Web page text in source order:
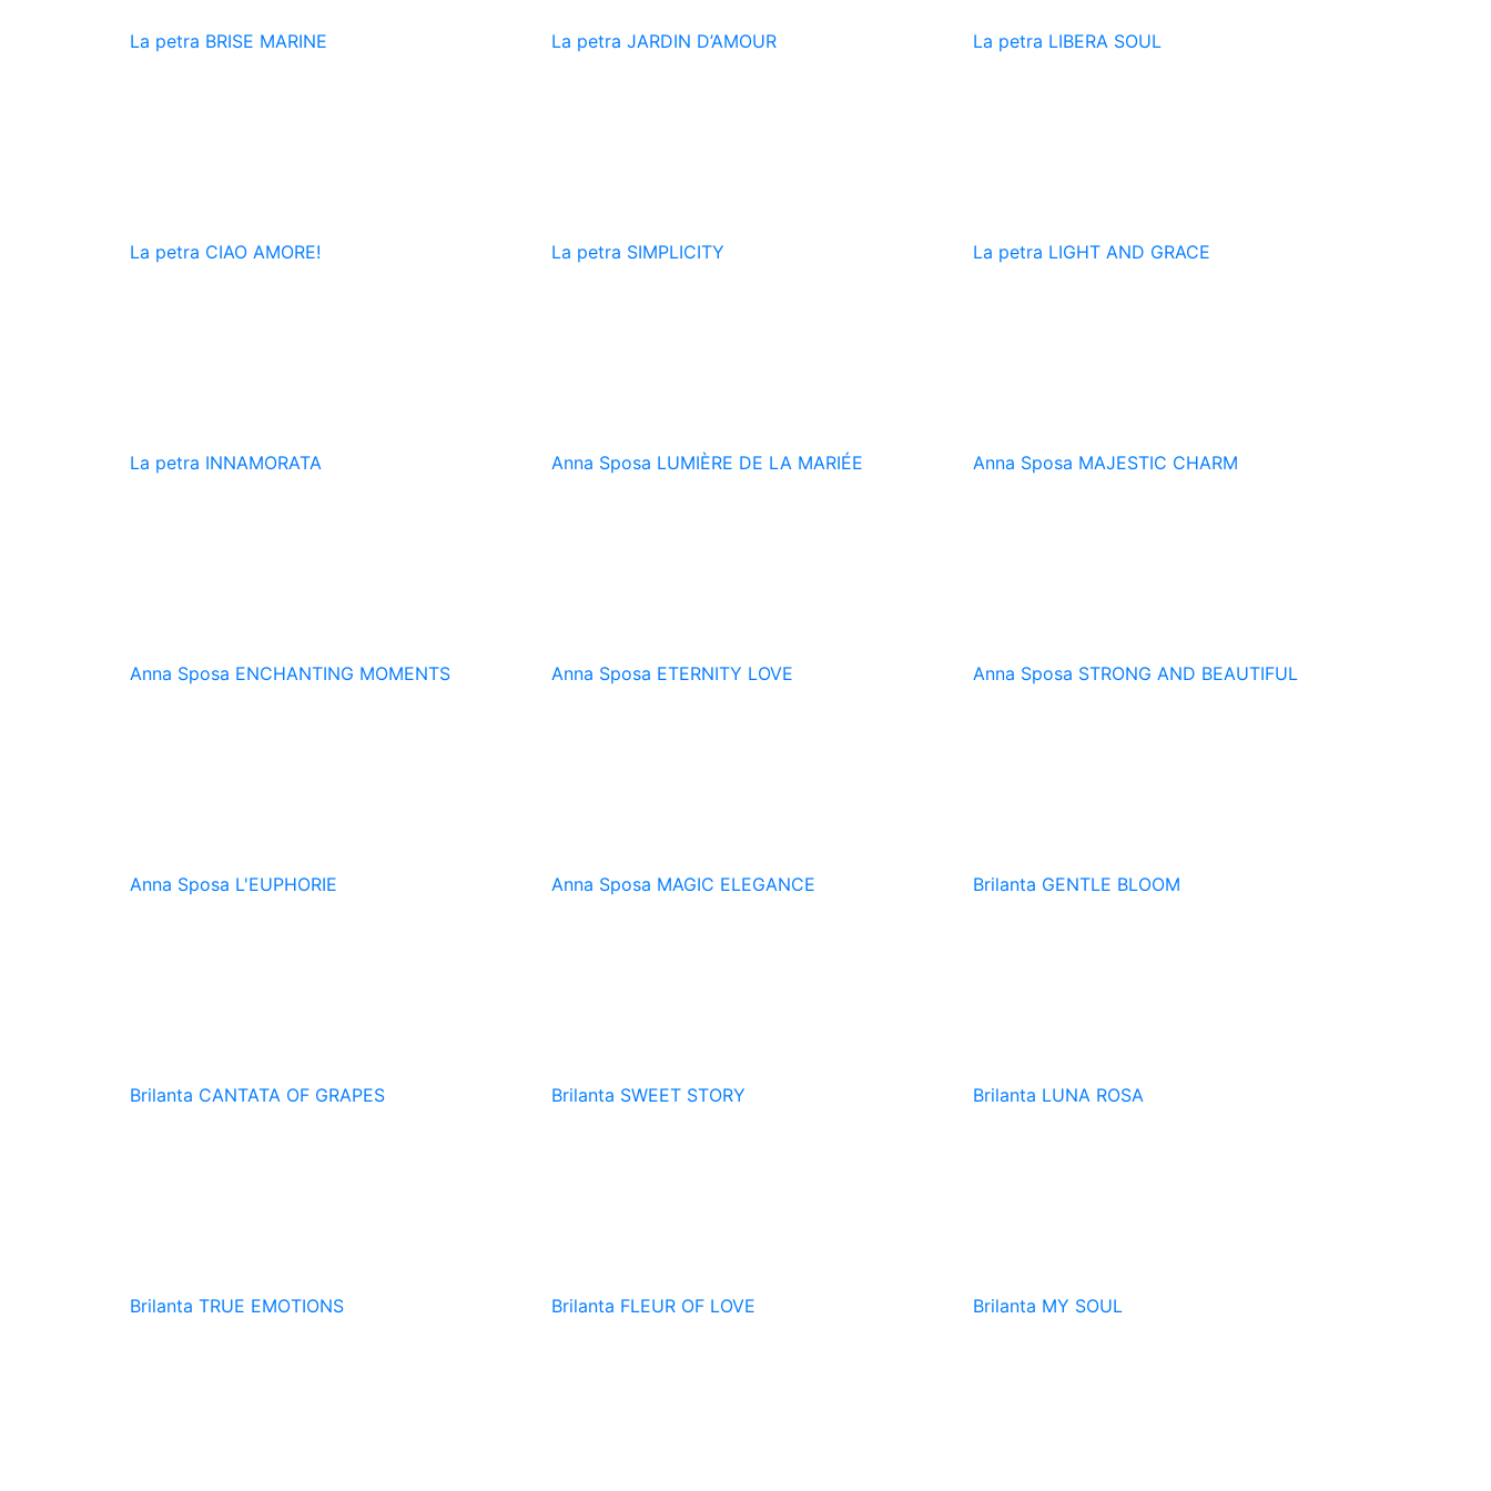
La petra BRISE MARINE La petra JARDIN D’AMOUR La petra LIBERA SOUL
La petra CIAO AMORE! La petra SIMPLICITY La petra LIGHT AND GRACE
La petra INNAMORATA Anna Sposa LUMIÈRE DE LA MARIÉE Anna Sposa MAJESTIC CHARM
Anna Sposa ENCHANTING MOMENTS Anna Sposa ETERNITY LOVE Anna Sposa STRONG AND BEAUTIFUL
Anna Sposa L'EUPHORIE Anna Sposa MAGIC ELEGANCE Brilanta GENTLE BLOOM
Brilanta CANTATA OF GRAPES Brilanta SWEET STORY Brilanta LUNA ROSA
Brilanta TRUE EMOTIONS Brilanta FLEUR OF LOVE Brilanta MY SOUL